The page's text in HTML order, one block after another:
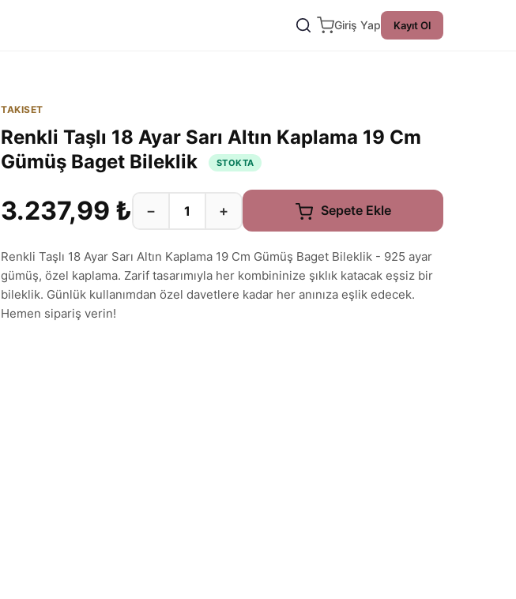
Giriş Yap Kayıt Ol
TAKISET
Renkli Taşlı 18 Ayar Sarı Altın Kaplama 19 Cm
Gümüş Baget Bileklik
STOKTA
3.237,99 ₺ − + Sepete Ekle
Renkli Taşlı 18 Ayar Sarı Altın Kaplama 19 Cm Gümüş Baget Bileklik - 925 ayar
gümüş, özel kaplama. Zarif tasarımıyla her kombininize şıklık katacak eşsiz bir
bileklik. Günlük kullanımdan özel davetlere kadar her anınıza eşlik edecek.
Hemen sipariş verin!